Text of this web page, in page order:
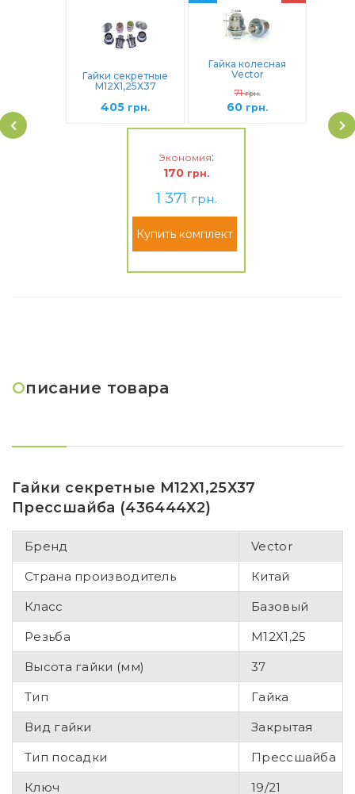
Гайки секретные
М12Х1,25Х37
(436444Х2)
405грн.
Гайка колесная
Vector
Прессшайба
(723844 Cr)
71грн.
60грн.
Экономия:
170грн.
1 371грн.
Купить комплект
Описание товара
Гайки секретные М12Х1,25Х37
Прессшайба (436444Х2)
Бренд
Vector
Страна производитель
Китай
Класс
Базовый
Резьба
М12Х1,25
Высота гайки (мм)
37
Тип
Гайка
Вид гайки
Закрытая
Тип посадки
Прессшайба
Ключ
19/21